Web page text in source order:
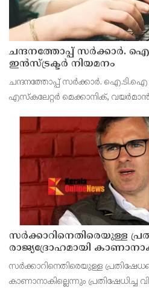
ചന്ദനത്തോപ്പ് സര്‍ക്കാര്‍.
ഇന്‍സ്ട്രക്ടര്‍ നിയമനം
ചന്ദനത്തോപ്പ് സര്‍ക്കാര്‍. ഐ.ടി.ഐ
എസ്‌കലേറ്റര്‍ മെക്കാനിക്,
നിയമനം (ഇതേ വിഭാഗത്ത
സർക്കാറിനെതിരെയുള്ള
രാജ്യദ്രോഹമായി
സർക്കാറിനെതിരെയുള്ള
കാണാനാകില്ലെന്നും പ്രതിഷേധിച്ച